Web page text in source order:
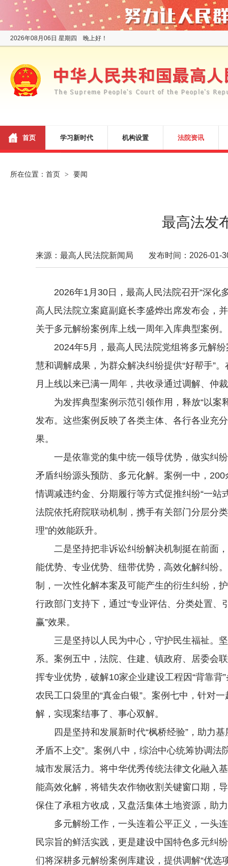
2026年08月06日 星期四 晚上好！
首页 学习新时代 机构设置 法院资讯
所在位置： 首页 > 要闻
最高法发
来源：最高人民法院新闻局 发布时间：2026-01-
2026年1月30日，最高人民法院召开“深化多
高人民法院立案庭副庭长李盛烨出席发布会，
关于多元解纷案例库上线一周年入库典型案例。
2024年5月，最高人民法院党组将多元解纷
慧和调解成果，为群众解决纠纷提供“好帮手”
月上线以来已满一周年，共收录通过调解、仲
为发挥典型案例示范引领作用，释放“以案
发布。这些案例反映了各类主体、各行各业充
果。
一是依靠党的集中统一领导优势，做实纠纷
矛盾纠纷源头预防、多元化解。案例一中，
情调减违约金、分期履行等方式促推纠纷“一
法院依托府院联动机制，携手有关部门分层分
理”的效能跃升。
二是坚持把非诉讼纠纷解决机制挺在前面，
能优势、专业优势、纽带优势，高效化解纠纷
制，一次性化解本案及可能产生的衍生纠纷，
行政部门支持下，通过“专业评估、分类处置
赢”效果。
三是坚持以人民为中心，守护民生福祉。坚
系。案例五中，法院、住建、镇政府、居委会
挥专业优势，破解10家企业建设工程因“背靠
农民工口袋里的“真金白银”。案例七中，针对
解，实现案结事了、事心双解。
四是坚持和发展新时代“枫桥经验”，助力基
矛盾不上交”。案例八中，综治中心统筹协调
城市发展活力。将中华优秀传统法律文化融入
能高效化解，将错失农作物收割关键窗口期，
保住了承租方收成，又盘活集体土地资源，助
多元解纷工作，一头连着公平正义，一头连
民宗旨的鲜活实践，更是建设中国特色多元纠
们将深耕多元解纷案例库建设，提供调解“优选